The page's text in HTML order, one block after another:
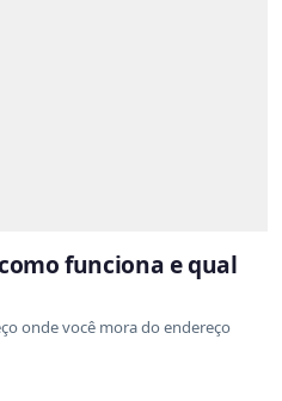
funciona e qual
onde você mora do endereço